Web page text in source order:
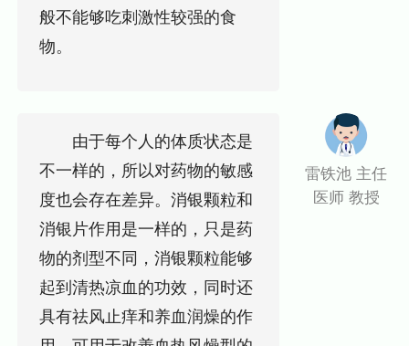
般不能够吃刺激性较强的食
物。
由于每个人的体质状态是
不一样的，所以对药物的敏感
度也会存在差异。消银颗粒和
消银片作用是一样的，只是药
物的剂型不同，消银颗粒能够
起到清热凉血的功效，同时还
具有祛风止痒和养血润燥的作
雷铁池 主任
医师 教授